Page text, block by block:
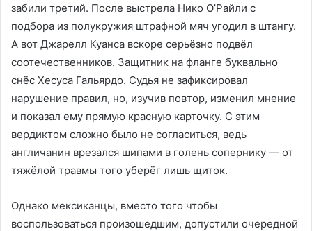
забили третий. После выстрела Нико О’Райли с
подбора из полукружия штрафной мяч угодил в штангу.
А вот Джарелл Куанса вскоре серьёзно подвёл
соотечественников. Защитник на фланге буквально
снёс Хесуса Гальярдо. Судья не зафиксировал
нарушение правил, но, изучив повтор, изменил мнение
и показал ему прямую красную карточку. С этим
вердиктом сложно было не согласиться, ведь
англичанин врезался шипами в голень сопернику — от
тяжёлой травмы того уберёг лишь щиток.
Однако мексиканцы, вместо того чтобы
воспользоваться произошедшим, допустили очередной